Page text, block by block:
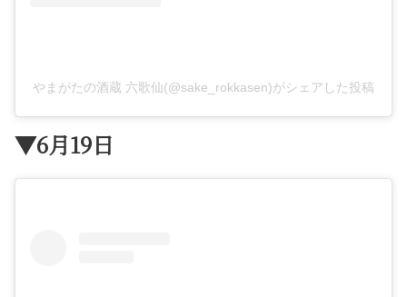
やまがたの酒蔵 六歌仙(@sake_rokkasen)がシェアした投稿
▼6月19日